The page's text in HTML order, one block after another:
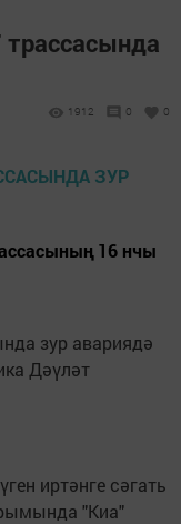
1912 0 0
16 нчы
зур авариядә
Дәүләт
иртәнге сәгать
"Киа"